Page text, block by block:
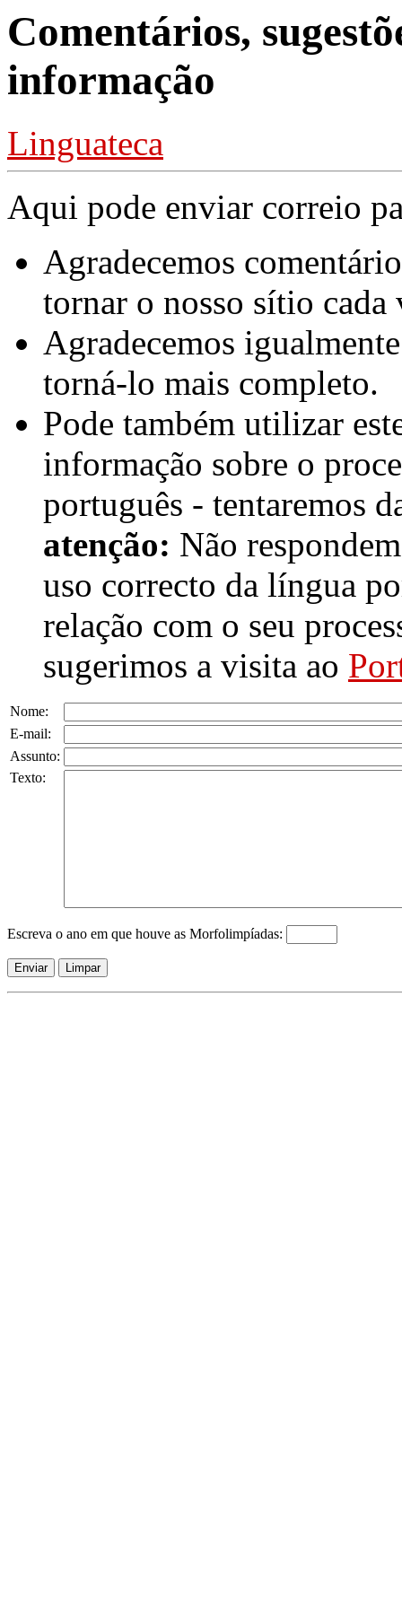
Comentários,
informação
Linguateca
Aqui pode enviar correio
Agradecemos
tornar o nosso sítio cada
Agradecemos
torná-lo mais completo.
Pode também utilizar
informação sobre o
português - tentaremos
atenção: Não
uso correcto da língua
relação com o seu
sugerimos a visita ao
Nome:
E-mail:
Assunto:
Texto:
Escreva o ano em que houve as Morfolimpíadas: